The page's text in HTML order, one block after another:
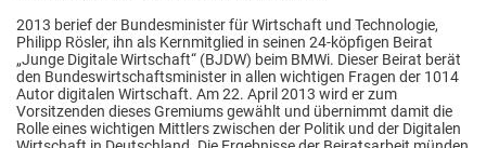
2013 berief der Bundesminister für Wirtschaft und Technologie,
Philipp Rösler, ihn als Kernmitglied in seinen 24-köpfigen Beirat
„Junge Digitale Wirtschaft“ (BJDW) beim BMWi. Dieser Beirat berät
den Bundeswirtschaftsminister in allen wichtigen Fragen der 1014
Autor digitalen Wirtschaft. Am 22. April 2013 wird er zum
Vorsitzenden dieses Gremiums gewählt und übernimmt damit die
Rolle eines wichtigen Mittlers zwischen der Politik und der Digitalen